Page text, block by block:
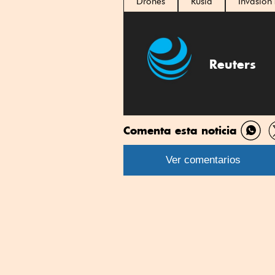
Reuters
Comenta esta noticia
por
Ver comentarios